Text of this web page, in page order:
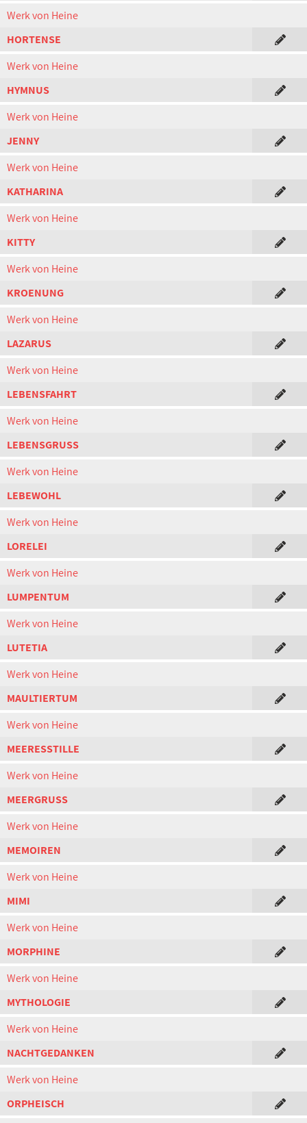
Werk von Heine
HORTENSE
Werk von Heine
HYMNUS
Werk von Heine
JENNY
Werk von Heine
KATHARINA
Werk von Heine
KITTY
Werk von Heine
KROENUNG
Werk von Heine
LAZARUS
Werk von Heine
LEBENSFAHRT
Werk von Heine
LEBENSGRUSS
Werk von Heine
LEBEWOHL
Werk von Heine
LORELEI
Werk von Heine
LUMPENTUM
Werk von Heine
LUTETIA
Werk von Heine
MAULTIERTUM
Werk von Heine
MEERESSTILLE
Werk von Heine
MEERGRUSS
Werk von Heine
MEMOIREN
Werk von Heine
MIMI
Werk von Heine
MORPHINE
Werk von Heine
MYTHOLOGIE
Werk von Heine
NACHTGEDANKEN
Werk von Heine
ORPHEISCH